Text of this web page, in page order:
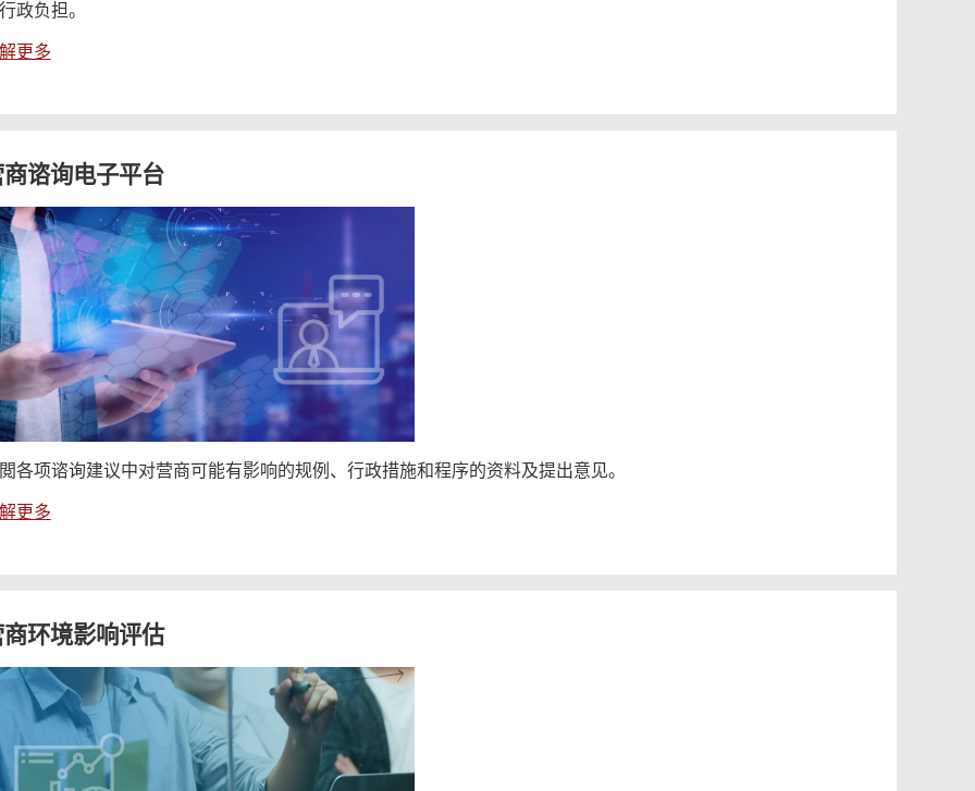
政负担。
更多
谘询电子平台
各项谘询建议中对营商可能有影响的规例、行政措施和程序的资料及提出意见。
更多
环境影响评估